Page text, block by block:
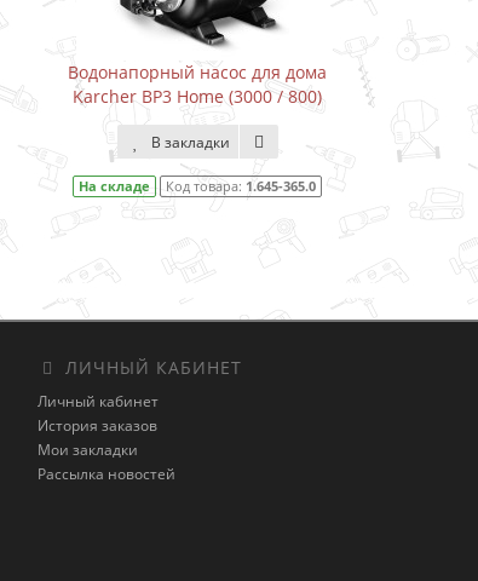
365.0
Водонапорный насос для дома
Karcher BP3 Home&Garden (3300 /
В закладки
На складе 1.645-353.0
ЛИЧНЫЙ КАБИНЕТ
Личный кабинет
История заказов
Мои закладки
Рассылка новостей